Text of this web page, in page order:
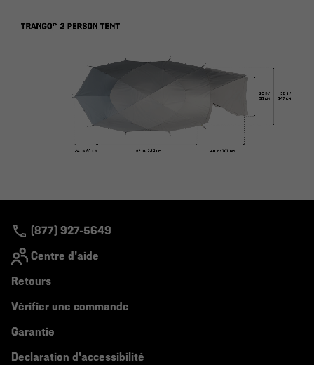
(877) 927-5649
Centre d'aide
Retours
Vérifier une commande
Garantie
Declaration d'accessibilité